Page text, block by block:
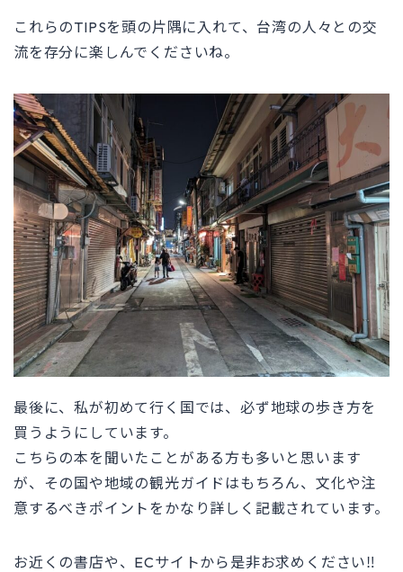
これらのTIPSを頭の片隅に入れて、台湾の人々との交
流を存分に楽しんでくださいね。
最後に、私が初めて行く国では、必ず地球の歩き方を
買うようにしています。
こちらの本を聞いたことがある方も多いと思います
が、その国や地域の観光ガイドはもちろん、文化や注
意するべきポイントをかなり詳しく記載されています。
お近くの書店や、ECサイトから是非お求めください‼